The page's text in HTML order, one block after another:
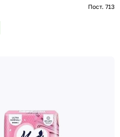
Пост. 713